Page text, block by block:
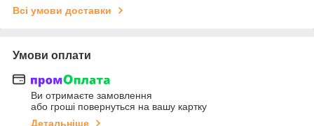
Всі умови доставки
Умови оплати
Ви отримаєте замовлення
або гроші повернуться на вашу картку
Детальніше